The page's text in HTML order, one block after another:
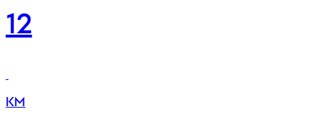
12
KM